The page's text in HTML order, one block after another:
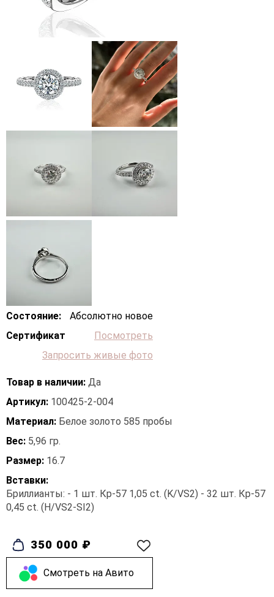
Состояние:
Абсолютно новое
Сертификат
Посмотреть
Запросить живые фото
Товар в наличии: Да
Артикул: 100425-2-004
Материал: Белое золото 585 пробы
Вес: 5,96 гр.
Размер: 16.7
Вставки:
Бриллианты: - 1 шт. Кр-57 1,05 ct. (K/VS2) - 32 шт. Кр-57
0,45 ct. (H/VS2-SI2)
350 000 ₽
Cмотреть на Авито